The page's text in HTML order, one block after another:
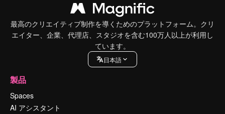
最高のクリエイティブ制作を導くためのプラットフォーム。クリ
エイター、企業、代理店、スタジオを含む100万人以上が利用し
ています。
日本語
製品
Spaces
AI アシスタント